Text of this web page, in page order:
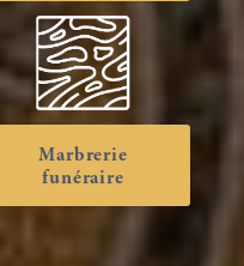
Marbrerie
funéraire